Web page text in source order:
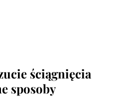
ściągnięcia
sposoby